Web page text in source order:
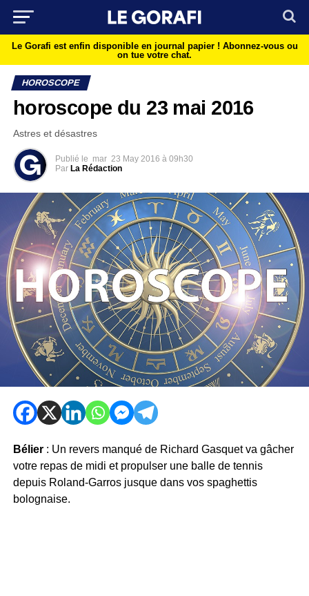
Le Gorafi est enfin disponible en journal papier ! Abonnez-vous ou
on tue votre chat.
HOROSCOPE
horoscope du 23 mai 2016
Astres et désastres
Publié le mar 23 May 2016 à 09h30
Par La Rédaction
Bélier: Un revers manqué de Richard Gasquet va gâcher
votre repas de midi et propulser une balle de tennis
depuis Roland-Garros jusque dans vos spaghettis
bolognaise.